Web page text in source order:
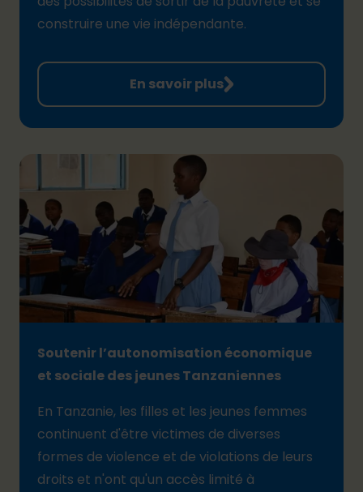
construire une vie indépendante.
En savoir plus
Soutenir l’autonomisation économique
et sociale des jeunes Tanzaniennes
En Tanzanie, les filles et les jeunes femmes
continuent d'être victimes de diverses
formes de violence et de violations de leurs
droits et n'ont qu'un accès limité à